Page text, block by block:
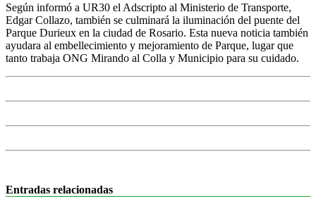
Según informó a UR30 el Adscripto al Ministerio de Transporte,
Edgar Collazo, también se culminará la iluminación del puente del
Parque Durieux en la ciudad de Rosario. Esta nueva noticia también
ayudara al embellecimiento y mejoramiento de Parque, lugar que
tanto trabaja ONG Mirando al Colla y Municipio para su cuidado.
Entradas relacionadas